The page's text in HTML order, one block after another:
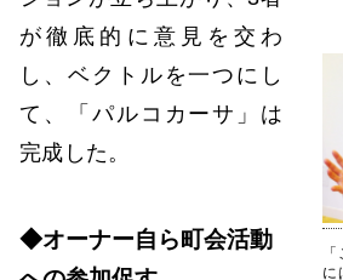
に
が徹底的に意見を交わ
し、ベクトルを一つにし
て、「パルコカーサ」は
完成した。
◆オーナー自ら町会活動